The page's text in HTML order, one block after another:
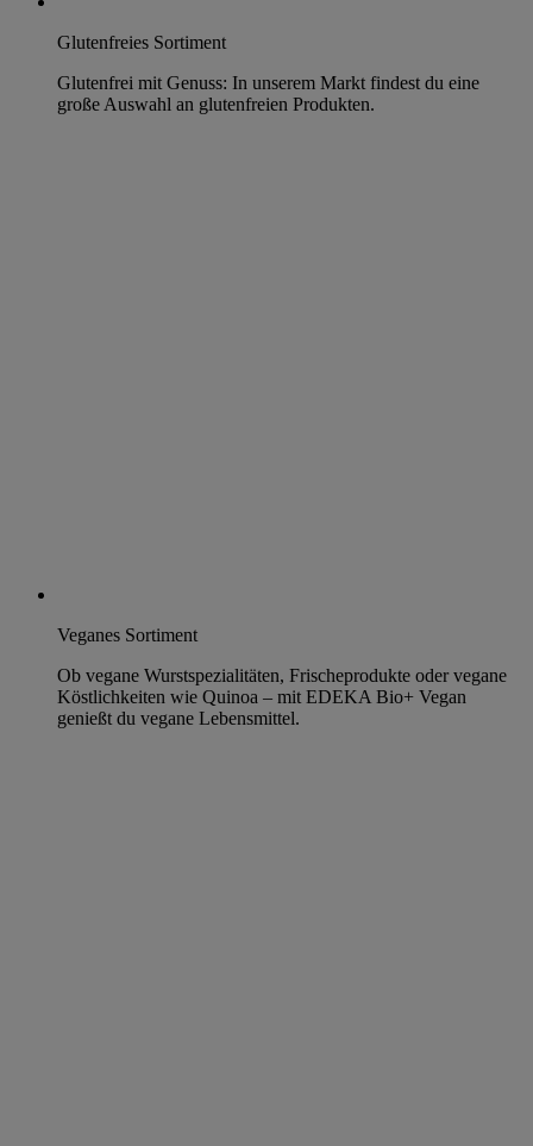
Glutenfreies Sortiment
Glutenfrei mit Genuss: In unserem Markt findest du eine
große Auswahl an glutenfreien Produkten.
Veganes Sortiment
Ob vegane Wurstspezialitäten, Frischeprodukte oder vegane
Köstlichkeiten wie Quinoa – mit EDEKA Bio+ Vegan
genießt du vegane Lebensmittel.